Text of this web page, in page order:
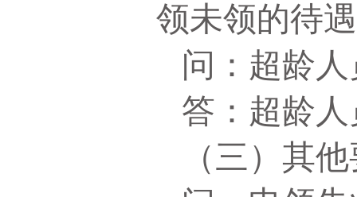
领未领的待
问：超龄
答：超龄
（三）其